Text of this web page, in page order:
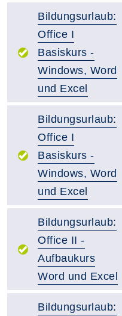
Bildungsurlaub:
Office I
Basiskurs -
Windows, Word
und Excel
Bildungsurlaub:
Office I
Basiskurs -
Windows, Word
und Excel
Bildungsurlaub:
Office II -
Aufbaukurs
Word und Excel
Bildungsurlaub: